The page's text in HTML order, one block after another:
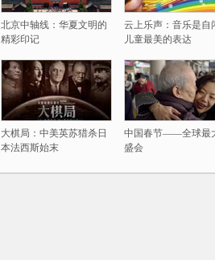
北京中轴线：华夏文明的
精彩印记
云上乐声：音乐是自
儿童最美的表达
大棋局：中美英苏猎杀日
本法西斯始末
中国春节——全球最
盛会